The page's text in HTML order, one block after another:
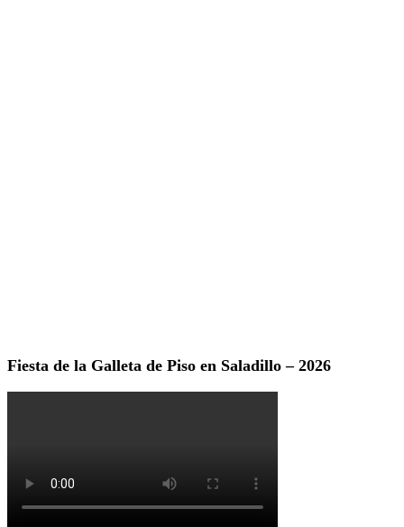
Fiesta de la Galleta de Piso en Saladillo – 2026